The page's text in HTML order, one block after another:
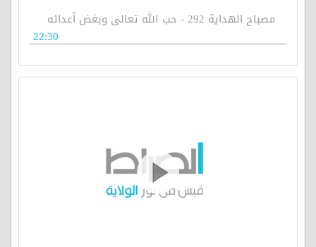
مصباح الهداية 292 - حب الله تعالى وبغض أعدائه
22:30